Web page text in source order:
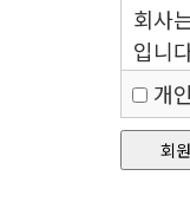
위해
⑤"유
VOD,
⑥"포
재
회사
입니
본방
1. 수
개
회